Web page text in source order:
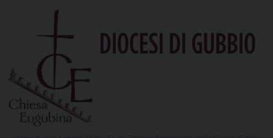
DIOCESI DI GUBBIO